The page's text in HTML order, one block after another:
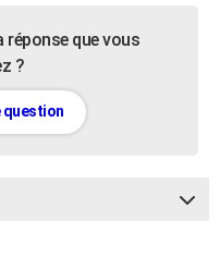
réponse que vous
?
question